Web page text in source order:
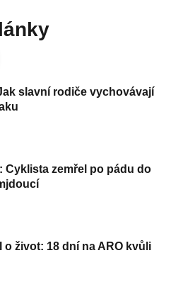
slavní rodiče vychovávají
Cyklista zemřel po pádu do
život: 18 dní na ARO kvůli